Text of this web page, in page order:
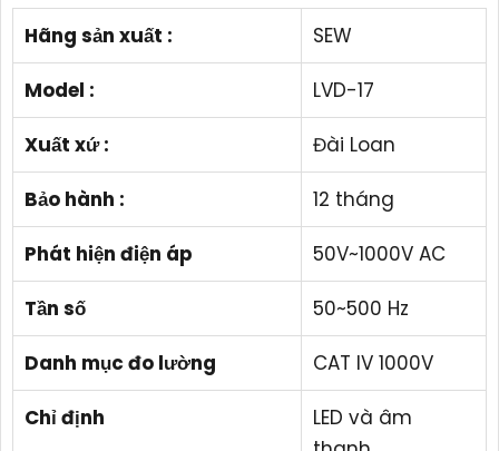
Hãng sản xuất : SEW
Model : LVD-17
Xuất xứ : Đài Loan
Bảo hành : 12 tháng
Phát hiện điện áp 50V~1000V AC
Tần số 50~500 Hz
Danh mục đo lường CAT IV 1000V
Chỉ định
LED và âm